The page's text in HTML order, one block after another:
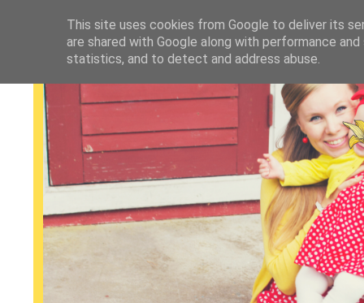
This site uses cookies from Google to deliver its
are shared with Google along with performance
statistics, and to detect and address abuse.